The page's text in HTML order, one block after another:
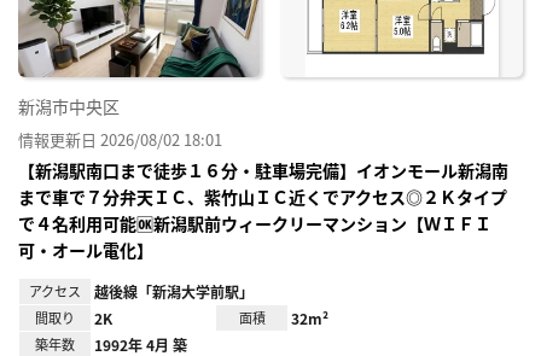
新潟市中央区
情報更新日 2026/08/02 18:01
【新潟駅南口まで徒歩１６分・駐車場完備】イオンモール新潟南
まで車で７分弁天ＩＣ、紫竹山ＩＣ近くでアクセス◎２Ｋタイプ
で４名利用可能🆗新潟駅前ウィークリーマンション【ＷＩＦＩ
可・オール電化】
アクセス 越後線「新潟大学前駅」
間取り 2K 面積 32m²
築年数 1992年 4月 築